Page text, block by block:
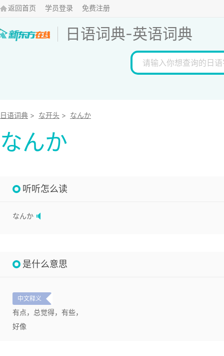
返回首页 学员登录 免费注册
日语词典-英语词典
日语词典 > な开头 > なんか
なんか
听听怎么读
なんか
是什么意思
中文释义
有点，总觉得，有些，
好像